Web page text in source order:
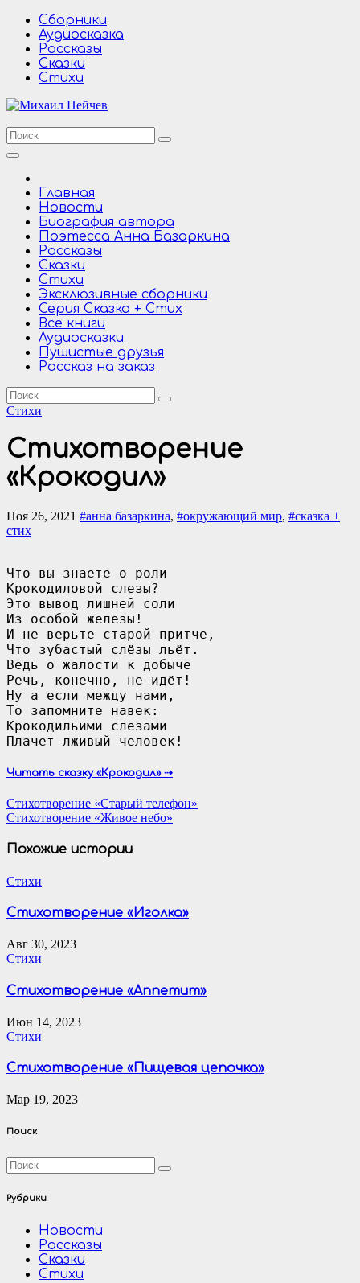
Перейти
содержимому
Сборники
Аудиосказка
Рассказы
Сказки
Стихи
Главная
Новости
Биография автора
Поэтесса Анна Базаркина
Рассказы
Сказки
Стихи
Эксклюзивные сборники
Серия Сказка + Стих
Все книги
Аудиосказки
Пушистые друзья
Рассказ на заказ
Стихи
Стихотворение
«Крокодил»
Ноя 26, 2021 #анна базаркина, #окружающий мир, #сказка +
стих
Что вы знаете о роли
Крокодиловой слезы?
Это вывод лишней соли
Из особой железы!
И не верьте старой притче,
Что зубастый слёзы льёт.
Ведь о жалости к добыче
Речь, конечно, не идёт!
Ну а если между нами,
То запомните навек:
Крокодильими слезами
Плачет лживый человек!
Читать сказку «Крокодил» ⇢
Навигация
по
записям
Стихотворение «Старый телефон»
Стихотворение «Живое небо»
Похожие истории
Стихи
Стихотворение «Иголка»
Авг 30, 2023
Стихи
Стихотворение «Аппетит»
Июн 14, 2023
Стихи
Стихотворение «Пищевая цепочка»
Мар 19, 2023
Поиск
Рубрики
Новости
Рассказы
Сказки
Стихи